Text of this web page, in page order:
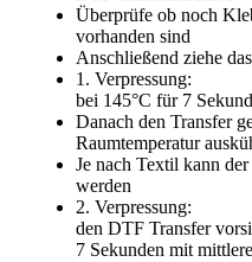
Überprüfe ob noch
vorhanden sind
Anschließend ziehe
1. Verpressung:
bei 145°C für 7
Danach den Transfer
Raumtemperatur
Je nach Textil kann
werden
2. Verpressung:
den DTF Transfer
7 Sekunden mit